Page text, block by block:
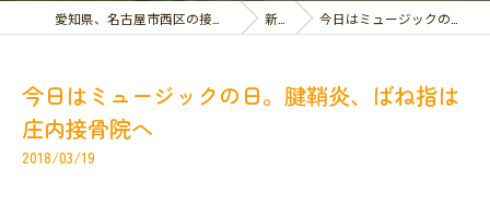
愛知県、名古屋市西区の接骨院なら庄内はりきゅうマッサージ接骨院 新着情報 今日はミュージックの日。腱鞘炎、ばね指は庄内接骨院へ
今日はミュージックの日。腱鞘炎、ばね指は
庄内接骨院へ
2018/03/19